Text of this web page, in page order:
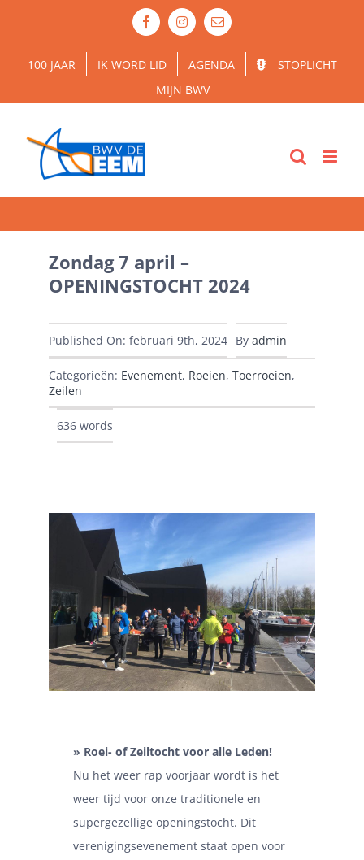
inhoud
FacebookInstagram
E-
mail
100 JAAR IK WORD LID AGENDA
STOPLICHT
MIJN BWV
Zondag 7 april –
OPENINGSTOCHT 2024
Published On: februari 9th, 2024 By admin
Categorieën: Evenement, Roeien, Toerroeien,
Zeilen
636 words
» Roei- of Zeiltocht voor alle Leden!
Nu het weer rap voorjaar wordt is het
weer tijd voor onze traditionele en
supergezellige openingstocht. Dit
verenigingsevenement staat open voor